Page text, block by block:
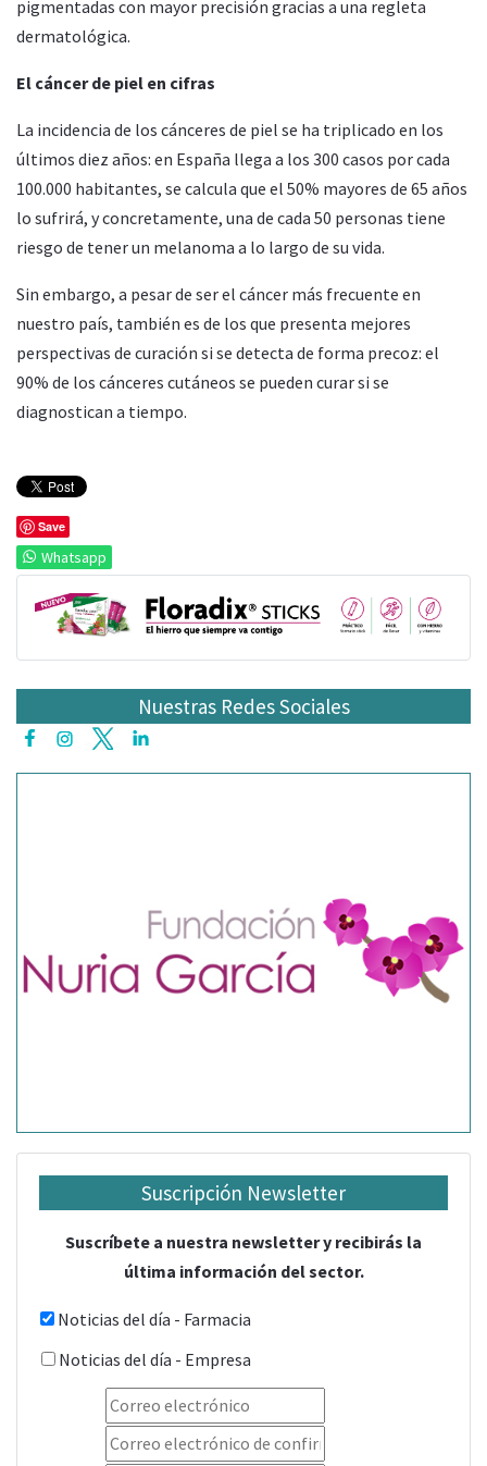
pigmentadas con mayor precisión gracias a una regleta
dermatológica.
El cáncer de piel en cifras
La incidencia de los cánceres de piel se ha triplicado en los
últimos diez años: en España llega a los 300 casos por cada
100.000 habitantes, se calcula que el 50% mayores de 65 años
lo sufrirá, y concretamente, una de cada 50 personas tiene
riesgo de tener un melanoma a lo largo de su vida.
Sin embargo, a pesar de ser el cáncer más frecuente en
nuestro país, también es de los que presenta mejores
perspectivas de curación si se detecta de forma precoz: el
90% de los cánceres cutáneos se pueden curar si se
diagnostican a tiempo.
Save
Whatsapp
Nuestras Redes Sociales
Suscripción Newsletter
Suscríbete a nuestra newsletter y recibirás la
última información del sector.
Noticias del día - Farmacia
Noticias del día - Empresa